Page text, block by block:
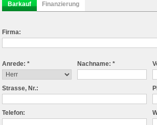
Barkauf Finanzierung
Firma:
Anrede: * Nachname: *
Strasse, Nr.:
Telefon: